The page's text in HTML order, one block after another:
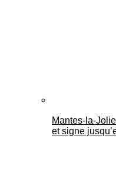
Mantes-la-
et signe